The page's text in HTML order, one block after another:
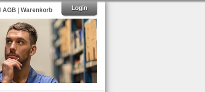
AGB Warenkorb Login